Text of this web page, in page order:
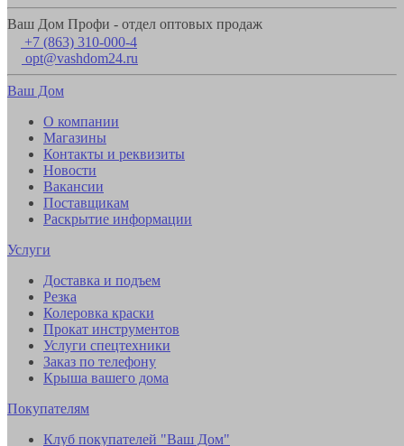
Ваш Дом Профи - отдел оптовых продаж
+7 (863) 310-000-4
opt@vashdom24.ru
Ваш Дом
О компании
Магазины
Контакты и реквизиты
Новости
Вакансии
Поставщикам
Раскрытие информации
Услуги
Доставка и подъем
Резка
Колеровка краски
Прокат инструментов
Услуги спецтехники
Заказ по телефону
Крыша вашего дома
Покупателям
Клуб покупателей "Ваш Дом"